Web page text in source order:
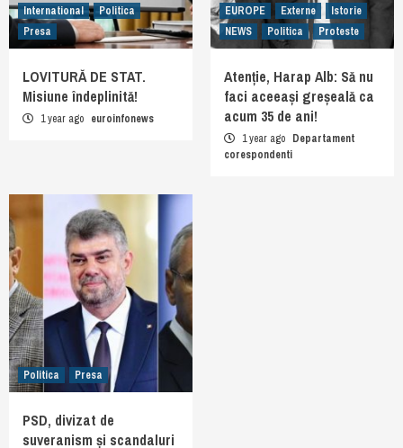
International
Politica
Presa
LOVITURĂ DE STAT.
Misiune îndeplinită!
1 year ago euroinfonews
EUROPE Externe
Istorie
NEWS
Politica Proteste
Atenție, Harap Alb: Să nu
faci aceeași greșeală ca
acum 35 de ani!
1 year ago Departament
corespondenti
Politica Presa
PSD, divizat de
suveranism și scandaluri